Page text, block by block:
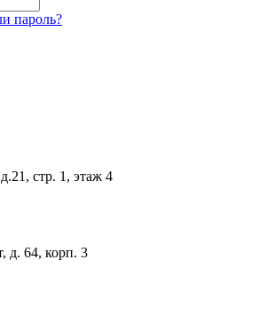
пароль?
стр. 1, этаж 4
д. 64, корп. 3